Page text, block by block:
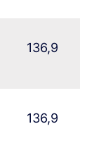
136,9
136,9